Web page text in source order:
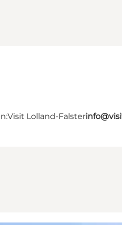
Visit Lolland-Falster